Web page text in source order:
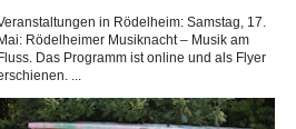
in Rödelheim: Samstag, 17.
Mai: Rödelheimer Musiknacht – Musik am
Fluss. Das Programm ist online und als Flyer
...